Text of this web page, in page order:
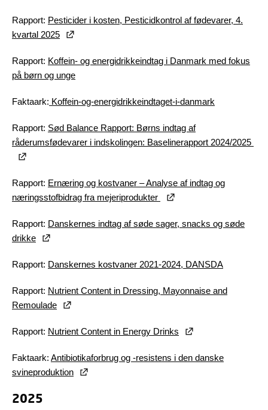
Rapport: Pesticider i kosten, Pesticidkontrol af fødevarer, 4.
kvartal 2025
Rapport: Koffein- og energidrikkeindtag i Danmark med fokus
på børn og unge
Faktaark: Koffein-og-energidrikkeindtaget-i-danmark
Rapport: Sød Balance Rapport: Børns indtag af
råderumsfødevarer i indskolingen: Baselinerapport 2024/2025
Rapport: Ernæring og kostvaner – Analyse af indtag og
næringsstofbidrag fra mejeriprodukter
Rapport: Danskernes indtag af søde sager, snacks og søde
drikke
Rapport: Danskernes kostvaner 2021-2024, DANSDA
Rapport: Nutrient Content in Dressing, Mayonnaise and
Remoulade
Rapport: Nutrient Content in Energy Drinks
Faktaark: Antibiotikaforbrug og -resistens i den danske
svineproduktion
2025